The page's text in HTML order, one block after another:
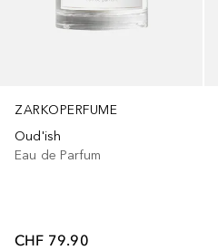
ZARKOPERFUME
Oud'ish
Eau de Parfum
CHF 79.90